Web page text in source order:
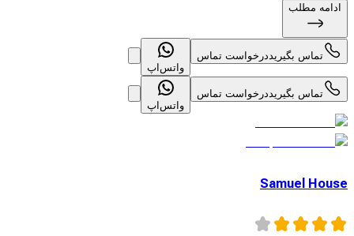
ادامه مطلب
تماس بگیریددرخواست تماس
واتس‌اپ
تماس بگیریددرخواست تماس
واتس‌اپ
Samuel House